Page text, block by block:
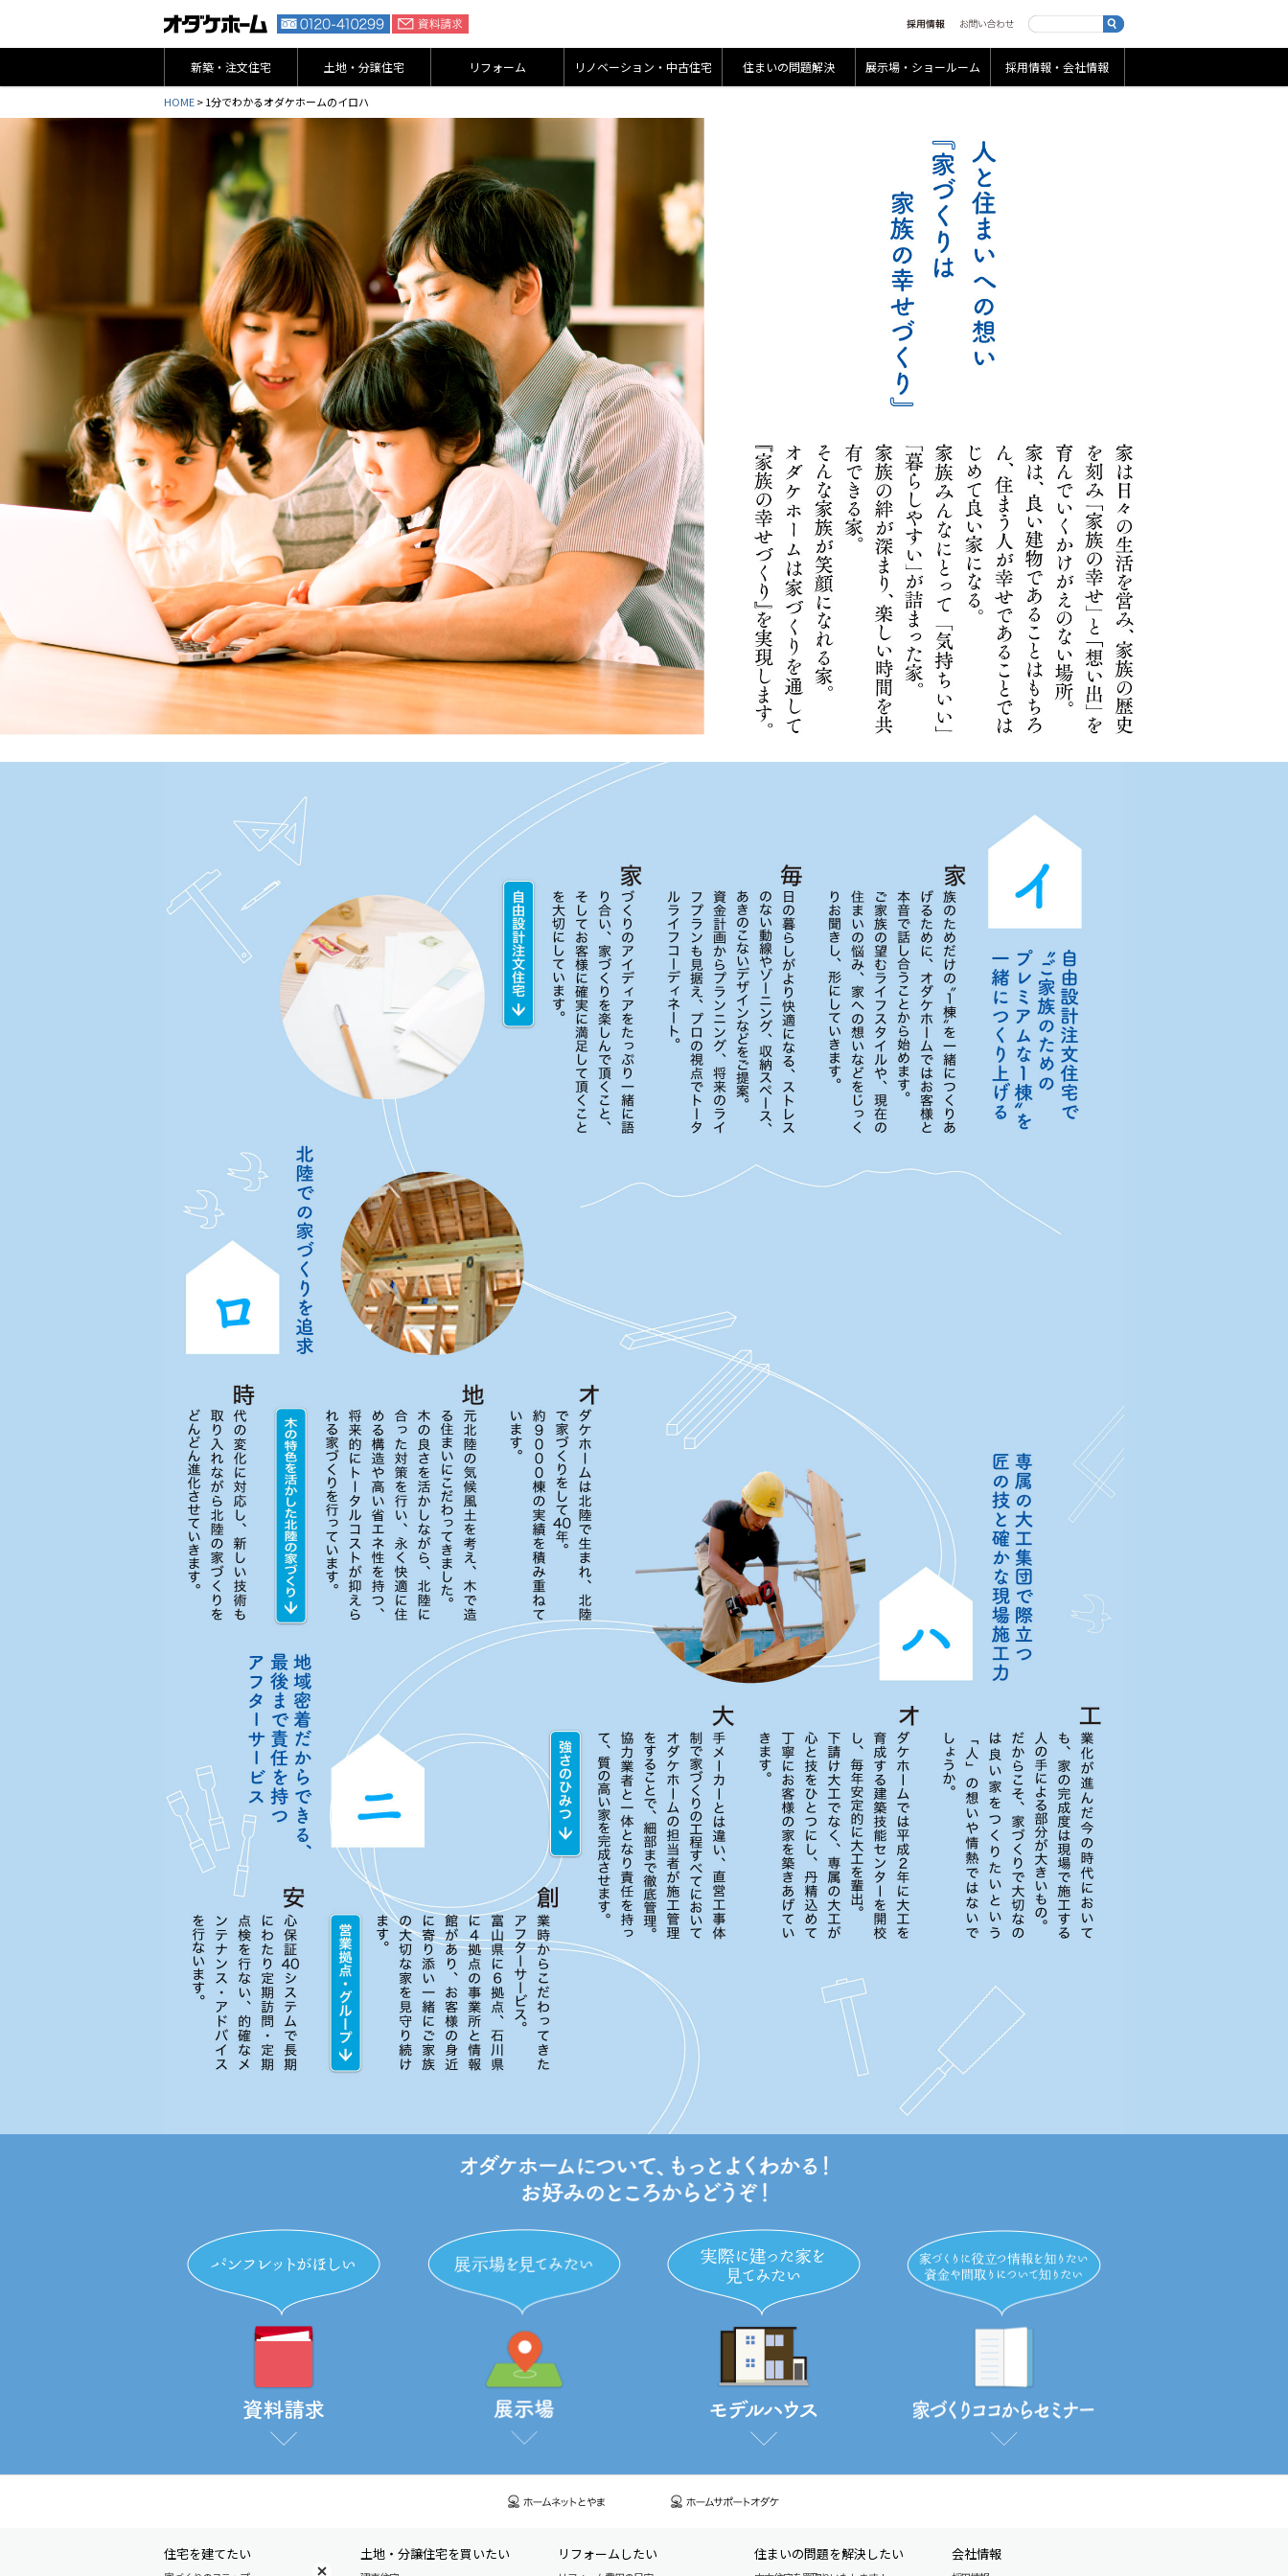
新築・注文住宅 土地・分譲住宅 リフォーム リノベーション・中古住宅 住まいの問題解決 展示場・ショールーム 採用情報・会社情報
HOME> 1分でわかるオダケホームのイロハ
住宅を建てたい 土地・分譲住宅を買いたい リフォームしたい 住まいの問題を解決したい 会社情報